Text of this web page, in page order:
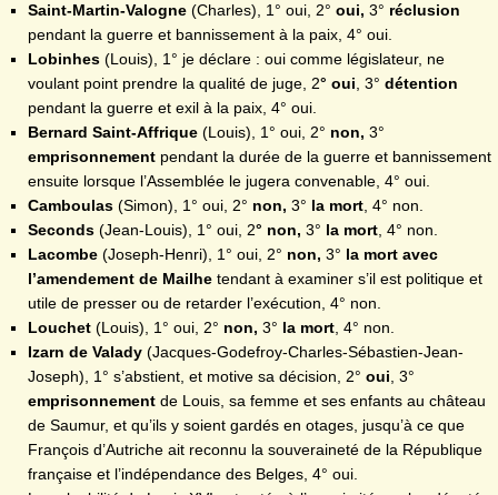
Saint-Martin-Valogne (Charles), 1° oui, 2° oui, 3° réclusion
pendant la guerre et bannissement à la paix, 4° oui.
Lobinhes (Louis), 1° je déclare : oui comme législateur, ne
voulant point prendre la qualité de juge, 2° oui , 3° détention
pendant la guerre et exil à la paix, 4° oui.
Bernard Saint-Affrique(Louis), 1° oui, 2° non, 3°
emprisonnement pendant la durée de la guerre et bannissement
ensuite lorsque l’Assemblée le jugera convenable, 4° oui.
Camboulas(Simon), 1° oui, 2° non, 3° la mort, 4° non.
Seconds (Jean-Louis), 1° oui, 2° non, 3° la mort, 4° non.
Lacombe(Joseph-Henri), 1° oui, 2° non, 3° la mort avec
l’amendement de Mailhetendant à examiner s’il est politique et
utile de presser ou de retarder l’exécution, 4° non.
Louchet (Louis), 1° oui, 2° non, 3° la mort, 4° non.
Izarn de Valady(Jacques-Godefroy-Charles-Sébastien-Jean-
Joseph), 1° s’abstient, et motive sa décision, 2° oui , 3°
emprisonnementde Louis, sa femme et ses enfants au château
de Saumur, et qu’ils y soient gardés en otages, jusqu’à ce que
François d’Autriche ait reconnu la souveraineté de la République
française et l’indépendance des Belges, 4° oui.